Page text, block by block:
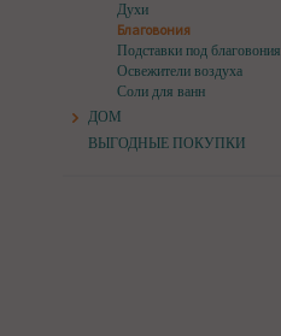
Духи
Благовония
Подставки под благовония
Освежители воздуха
Соли для ванн
ДОМ
ВЫГОДНЫЕ ПОКУПКИ